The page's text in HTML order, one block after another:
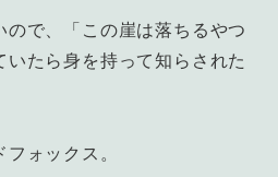
ので、「この崖は落ちるやつ
たら身を持って知らされた
ォックス。